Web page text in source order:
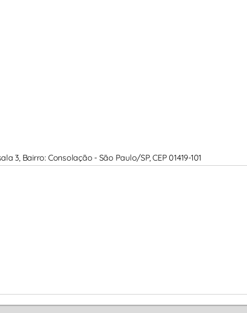
3, Bairro: Consolação - São Paulo/SP, CEP 01419-101